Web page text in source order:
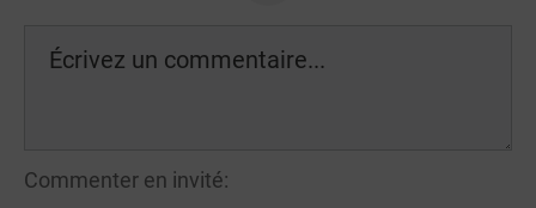
Commenter en invité: